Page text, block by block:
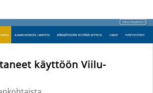
käyttöön Viilu-